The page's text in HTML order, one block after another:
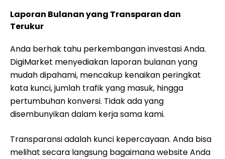
Laporan Bulanan yang Transparan dan
Terukur
Anda berhak tahu perkembangan investasi Anda.
DigiMarket menyediakan laporan bulanan yang
mudah dipahami, mencakup kenaikan peringkat
kata kunci, jumlah trafik yang masuk, hingga
pertumbuhan konversi. Tidak ada yang
disembunyikan dalam kerja sama kami.
Transparansi adalah kunci kepercayaan. Anda bisa
melihat secara langsung bagaimana website Anda